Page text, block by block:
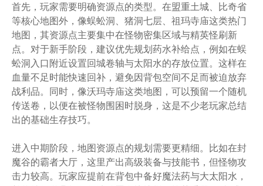
首先，玩家需要明确资源点的类型。在盟重土城、比奇省
等核心地图外，像蜈蚣洞、猪洞七层、祖玛寺庙这类热门
地图，其资源点主要集中在怪物密集区域与精英怪刷新
点。对于新手阶段，建议优先规划药水补给点，例如在蜈
蚣洞入口附近设置回城卷轴与太阳水的存放位置。这样在
血量不足时能快速回补，避免因背包空间不足而被迫放弃
战利品。同时，像沃玛寺庙这类地图，可以预留一个随机
传送卷，以便在被怪物围困时脱身，这是不少老玩家总结
出的基础生存技巧。
进入中期阶段，地图资源点的规划需要更精细。比如在封
魔谷的霸者大厅，这里产出高级装备与技能书，但怪物攻
击力较高。玩家应提前在背包中备好魔法药与大太阳水，